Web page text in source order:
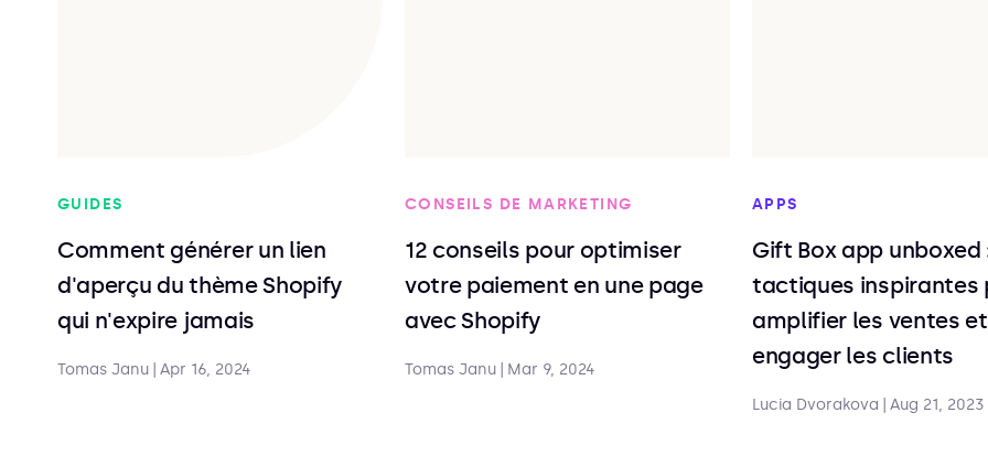
GUIDES
Comment générer un lien
d'aperçu du thème Shopify
qui n'expire jamais
Tomas Janu Apr 16, 2024
CONSEILS DE MARKETING
12 conseils pour optimiser
votre paiement en une page
avec Shopify
Tomas Janu Mar 9, 2024
APPS
Gift Box app unboxed
tactiques inspirantes
amplifier les ventes et
engager les clients
Lucia Dvorakova Aug 21, 2023